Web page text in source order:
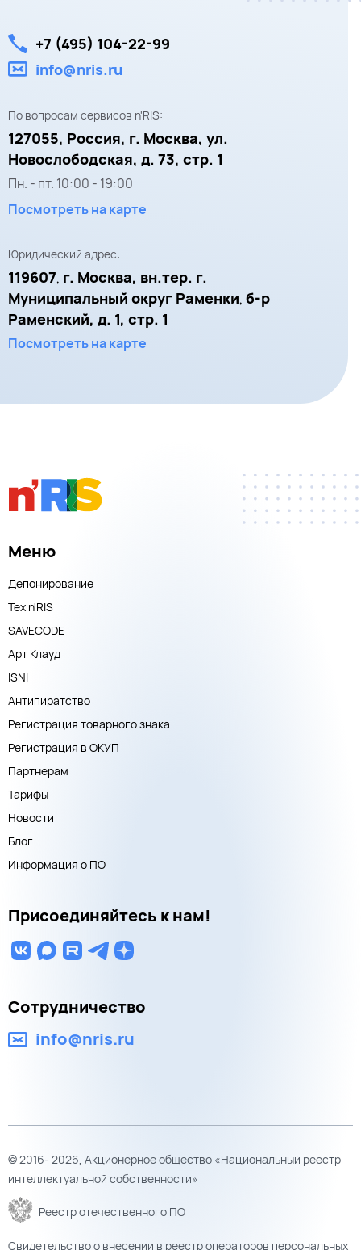
+7 (495) 104-22-99
info@nris.ru
По вопросам сервисов n'RIS:
127055, Россия, г. Москва, ул.
Новослободская, д. 73, стр. 1
Пн. - пт. 10:00 - 19:00
Посмотреть на карте
Юридический адрес:
119607, г. Москва, вн.тер. г.
Муниципальный округ Раменки, б-р
Раменский, д. 1, стр. 1
Посмотреть на карте
Меню
Депонирование
Тех n'RIS
SAVECODE
Арт Клауд
ISNI
Антипиратство
Регистрация товарного знака
Регистрация в ОКУП
Партнерам
Тарифы
Новости
Блог
Информация о ПО
Присоединяйтесь к нам!
Сотрудничество
info@nris.ru
© 2016- 2026, Акционерное общество «Национальный реестр
интеллектуальной собственности»
Реестр отечественного ПО
Свидетельство о внесении в реестр операторов персональных